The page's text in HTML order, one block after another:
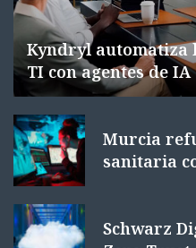
Kyndryl automatiza
TI con agentes de IA
Murcia
sanitaria
Schwarz